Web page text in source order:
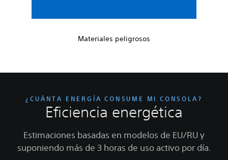
Materiales peligrosos
¿CUÁNTA ENERGÍA CONSUME MI CONSOLA?
Eficiencia energética
Estimaciones basadas en modelos de EU/RU y
suponiendo más de 3 horas de uso activo por día.